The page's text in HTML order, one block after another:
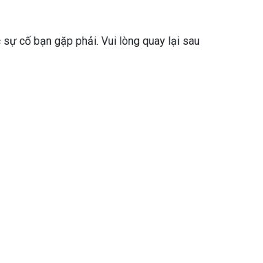
cố bạn gặp phải. Vui lòng quay lại sau